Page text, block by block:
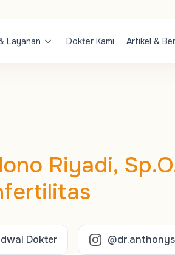
Layanan Dokter Kami Artikel &
Riyadi,
Dokter